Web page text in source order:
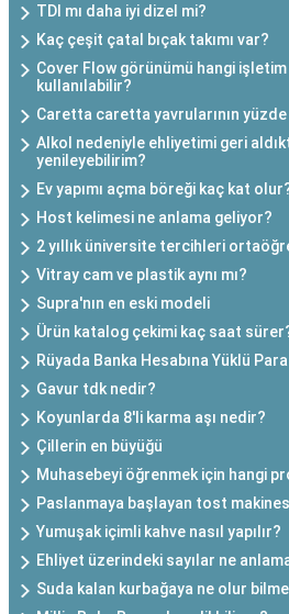
TDI mı daha iyi dizel mi?
Kaç çeşit çatal bıçak takımı var?
Cover Flow görünümü hangi
kullanılabilir?
Caretta caretta yavrularının
Alkol nedeniyle ehliyetimi geri
yenileyebilirim?
Ev yapımı açma böreği kaç kat
Host kelimesi ne anlama geliyor?
2 yıllık üniversite tercihleri
Vitray cam ve plastik aynı mı?
Supra'nın en eski modeli
Ürün katalog çekimi kaç saat
Rüyada Banka Hesabına Yüklü
Gavur tdk nedir?
Koyunlarda 8'li karma aşı nedir?
Çillerin en büyüğü
Muhasebeyi öğrenmek için hangi
Paslanmaya başlayan tost
Yumuşak içimli kahve nasıl yapılır?
Ehliyet üzerindeki sayılar ne
Suda kalan kurbağaya ne olur